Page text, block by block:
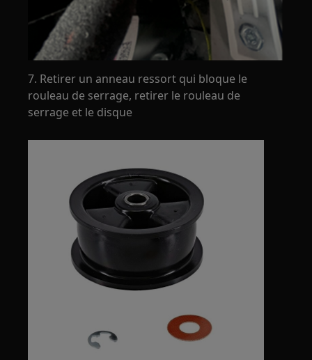
7. Retirer un anneau ressort qui bloque le
rouleau de serrage, retirer le rouleau de
serrage et le disque